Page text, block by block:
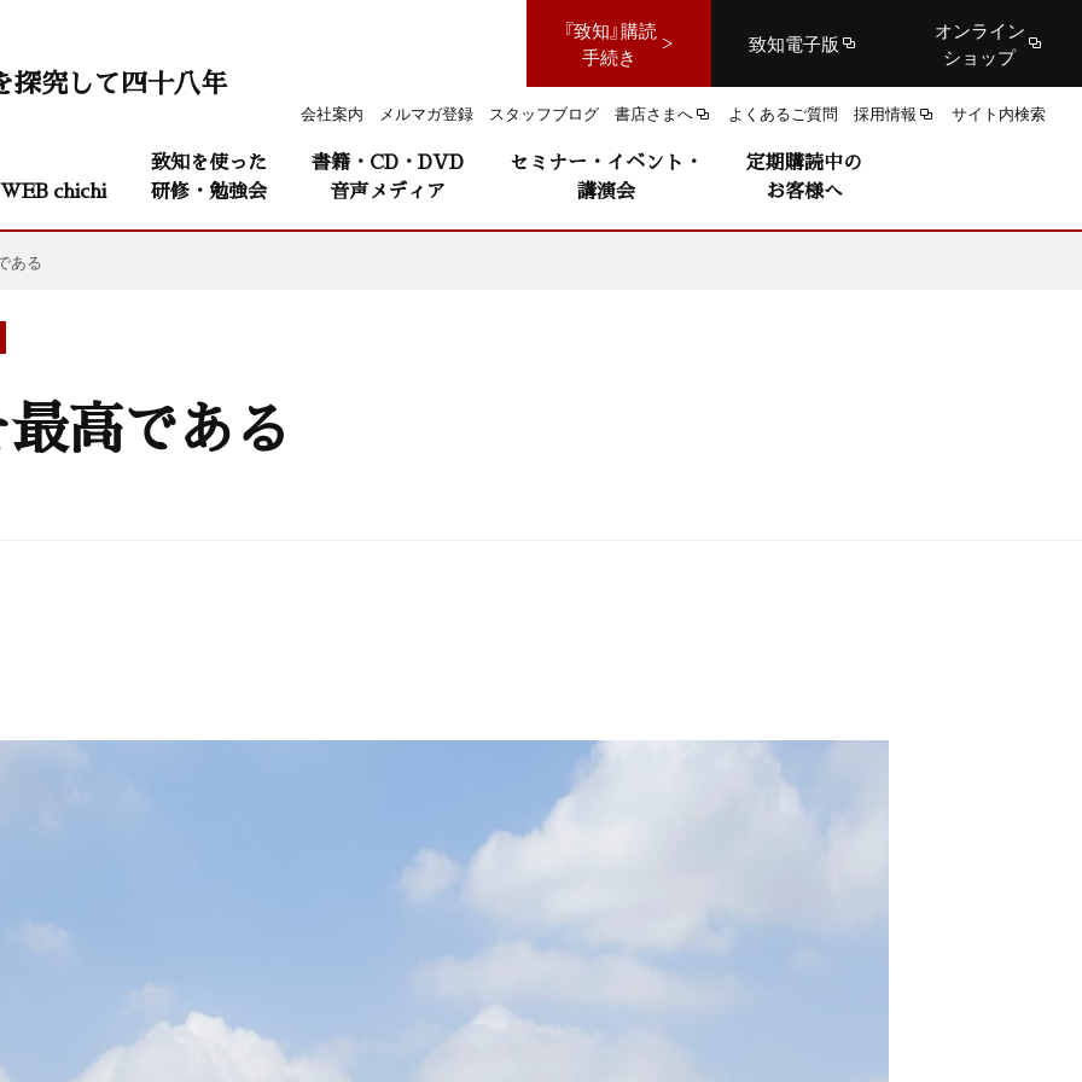
『致知』購読
手続き
致知電子版
オンライン
ショップ
会社案内 メルマガ登録 スタッフブログ 書店さまへ よくあるご質問 採用情報 サイト内検索
探究して四十八年
WEB chichi
致知を使った
研修・勉強会
書籍・CD・DVD
音声メディア
セミナー・イベント・
講演会
定期購読中の
お客様へ
ある
高である